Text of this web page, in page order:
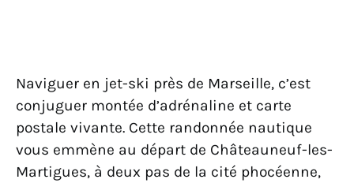
Naviguer en jet-ski près de Marseille, c’est
conjuguer montée d’adrénaline et carte
postale vivante. Cette randonnée nautique
vous emmène au départ de Châteauneuf-les-
Martigues, à deux pas de la cité phocéenne,